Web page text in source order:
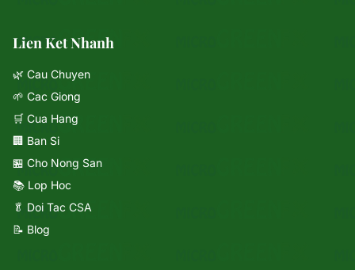
Lien Ket Nhanh
🌿 Cau Chuyen
🌱 Cac Giong
🛒 Cua Hang
🏢 Ban Si
🏪 Cho Nong San
📚 Lop Hoc
🥬 Doi Tac CSA
📝 Blog